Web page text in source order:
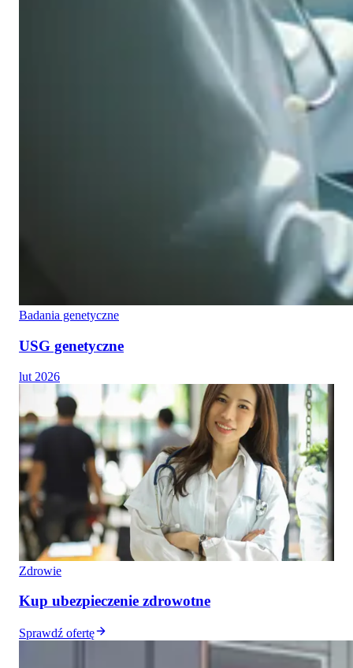
Badania genetyczne
USG genetyczne
lut 2026
Zdrowie
Kup ubezpieczenie zdrowotne
Sprawdź ofertę